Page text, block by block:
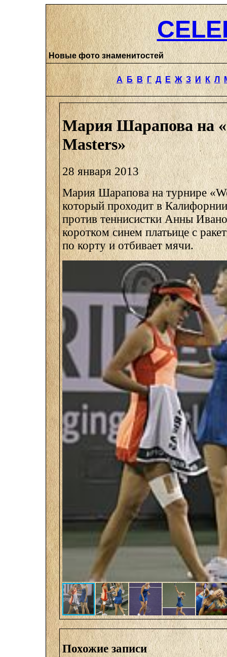
Новые фото знаменитостей
А Б В Г Д Е Ж З И К Л
Мария Шарапова на
Masters»
28 января 2013
Мария Шарапова на турнире
который проходит в
против теннисистки Анны
коротком синем платьице с
по корту и отбивает мячи.
Похожие записи